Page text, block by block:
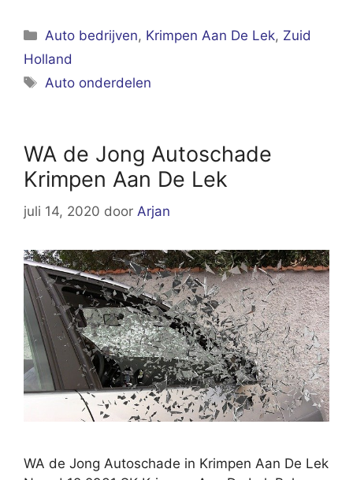
Categorieën
Auto bedrijven, Krimpen Aan De Lek, Zuid
Holland
Tags
Auto onderdelen
WA de Jong Autoschade
Krimpen Aan De Lek
juli 14, 2020 door Arjan
WA de Jong Autoschade in Krimpen Aan De Lek